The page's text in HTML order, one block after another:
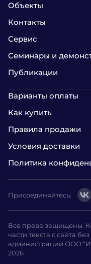
Объекты
Контакты
Сервис
Семинары и
Публикации
Варианты оплаты
Как купить
Правила продажи
Условия доставки
Политика
Все права защищены.
части текста с сайта
администрации ООО
2026
Присоединяйтесь: